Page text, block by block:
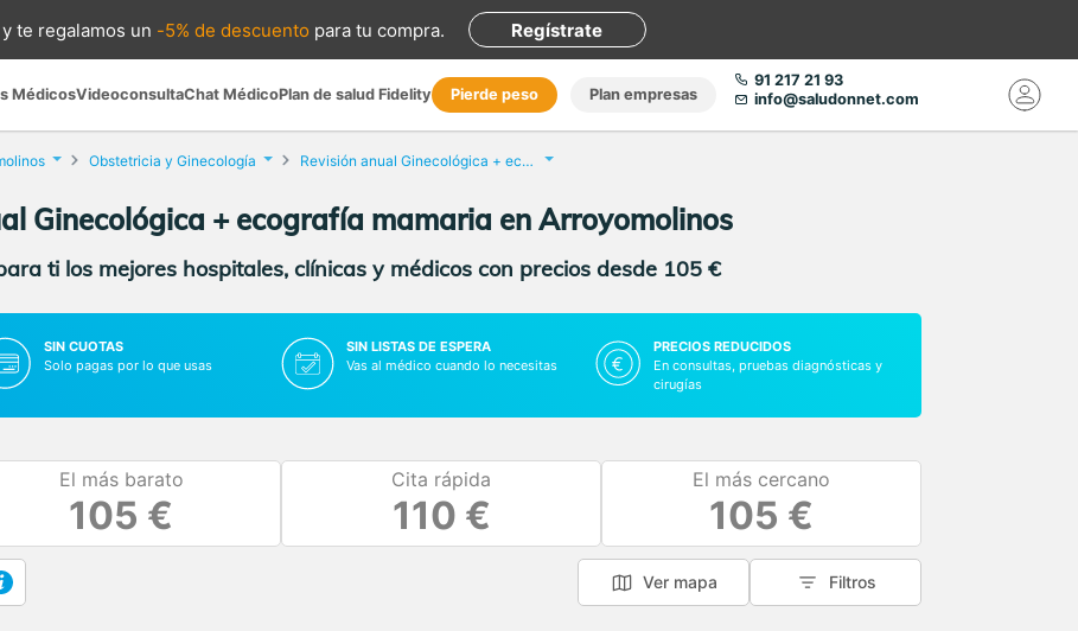
te regalamos un -5% de descuento para tu compra. Regístrate
MédicosVideoconsultaChat MédicoPlan de salud Fidelity Pierde peso Plan empresas
91 217 21 93
info@saludonnet.com
Obstetricia y Ginecología Revisión anual Ginecológica + ecografía mamaria
Ginecológica + ecografía mamaria en Arroyomolinos
ti los mejores hospitales, clínicas y médicos con precios desde 105 €
SIN CUOTAS
Solo pagas por lo que usas
SIN LISTAS DE ESPERA
Vas al médico cuando lo necesitas
PRECIOS REDUCIDOS
En consultas, pruebas diagnósticas y
cirugías
El más barato
105 €
Cita rápida
110 €
El más cercano
105 €
Ver mapa Filtros